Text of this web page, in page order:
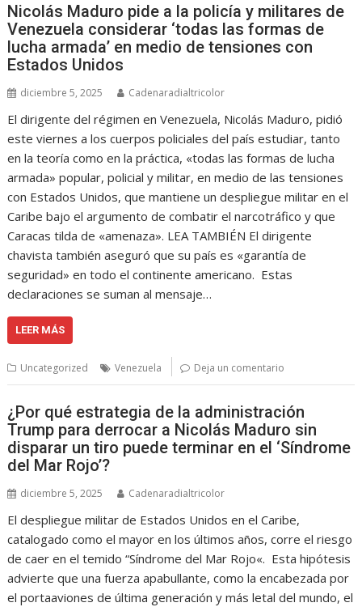
Nicolás Maduro pide a la policía y militares de
Venezuela considerar ‘todas las formas de
lucha armada’ en medio de tensiones con
Estados Unidos
diciembre 5, 2025 Cadenaradialtricolor
El dirigente del régimen en Venezuela, Nicolás Maduro, pidió
este viernes a los cuerpos policiales del país estudiar, tanto
en la teoría como en la práctica, «todas las formas de lucha
armada» popular, policial y militar, en medio de las tensiones
con Estados Unidos, que mantiene un despliegue militar en el
Caribe bajo el argumento de combatir el narcotráfico y que
Caracas tilda de «amenaza». LEA TAMBIÉN El dirigente
chavista también aseguró que su país es «garantía de
seguridad» en todo el continente americano. Estas
declaraciones se suman al mensaje…
LEER MÁS
Uncategorized Venezuela Deja un comentario
¿Por qué estrategia de la administración
Trump para derrocar a Nicolás Maduro sin
disparar un tiro puede terminar en el ‘Síndrome
del Mar Rojo’?
diciembre 5, 2025 Cadenaradialtricolor
El despliegue militar de Estados Unidos en el Caribe,
catalogado como el mayor en los últimos años, corre el riesgo
de caer en el temido “Síndrome del Mar Rojo«. Esta hipótesis
advierte que una fuerza apabullante, como la encabezada por
el portaaviones de última generación y más letal del mundo, el